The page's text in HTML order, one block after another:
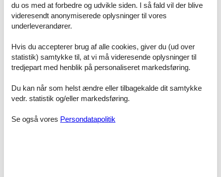
Skulle der en sjælden gang ske en smutter i vores kontrol af
konkurrenternes pris, godtgør vi dig hele differencen. Summen vil
blive indsat direkte på din konto.
Hvis du sidder tilbage med spørgsmål eller særlige ønsker i
forbindelse med din søgning efter et sommerhus i Blokhus udlejes,
så kontakt os endelig. Send en mail til info@feline.dk eller ring på
Kundevurderinger af Feline Holidays
Alle tiders. Kvik og hurtig hjemmeside......rigtig nem at
du os med at forbedre og udvikle siden. I så fald vil der blive
videresendt anonymiserede oplysninger til vores
underleverandører.
Hvis du accepterer brug af alle cookies, giver du (ud over
statistik) samtykke til, at vi må videresende oplysninger til
tredjepart med henblik på personaliseret markedsføring.
Du kan når som helst ændre eller tilbagekalde dit samtykke
vedr. statistik og/eller markedsføring.
Se også vores Persondatapolitik